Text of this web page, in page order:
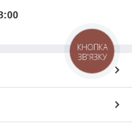
КНОПКА
ЗВ'ЯЗКУ